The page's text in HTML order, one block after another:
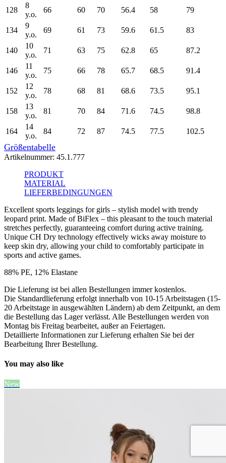
128
8
y.o.
66 60 70 56.4 58 79
134
9
y.o.
69 61 73 59.6 61.5 83
140
10
y.o.
71 63 75 62.8 65 87.2
146
11
y.o.
75 66 78 65.7 68.5 91.4
152
12
y.o.
78 68 81 68.6 73.5 95.1
158
13
y.o.
81 70 84 71.6 74.5 98.8
164
14
y.o.
84 72 87 74.5 77.5 102.5
Größentabelle
Artikelnummer: 45.1.777
PRODUKT
MATERIAL
LIEFERBEDINGUNGEN
Excellent sports leggings for girls – stylish model with trendy
leopard print. Made of BiFlex – this pleasant to the touch material
stretches perfectly, guaranteeing comfort during active training.
Unique CH Dry technology effectively wicks away moisture to
keep skin dry, allowing your child to comfortably participate in
sports and active games.
88% PE, 12% Elastane
Die Lieferung ist bei allen Bestellungen immer kostenlos.
Die Standardlieferung erfolgt innerhalb von 10-15 Arbeitstagen (15-
20 Arbeitstage in ausgewählten Ländern) ab dem Zeitpunkt, an dem
die Bestellung das Lager verlässt. Alle Bestellungen werden von
Montag bis Freitag bearbeitet, außer an Feiertagen.
Detaillierte Informationen zur Lieferung erhalten Sie bei der
Bearbeitung Ihrer Bestellung.
You may also like
New